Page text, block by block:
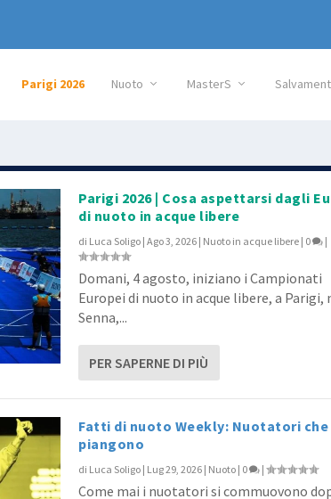
Parigi 2026 Nuoto MasterS
Parigi 2026 | Cosa aspettarsi dagli
di nuoto in acque libere
di Luca Soligo | Ago 3, 2026 | Nuoto in acque libere | 0 |
Domani, 4 agosto, iniziano i Campionati
Europei di nuoto in acque libere, a Parigi,
Senna,...
PER SAPERNE DI PIÙ
Fatti di nuoto Weekly: Nuotatori che
piangono
di Luca Soligo | Lug 29, 2026 | Nuoto | 0 |
Come mai i nuotatori si commuovono